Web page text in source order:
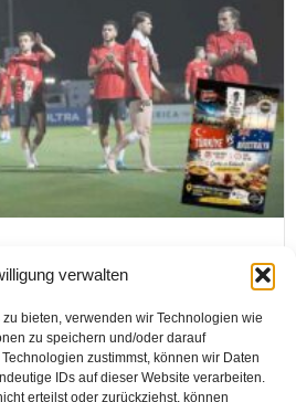
verwalten
bieten, verwenden wir Technologien wie
zu speichern und/oder darauf
zustimmst, können wir Daten
IDs auf dieser Website verarbeiten.
erteilst oder zurückziehst, können
BAŞLIYOR,